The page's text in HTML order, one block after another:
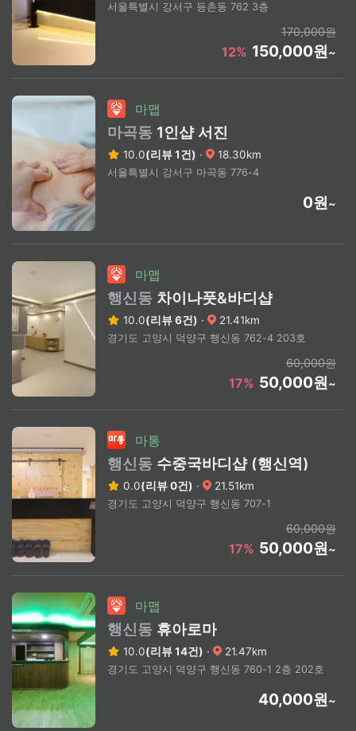
서울특별시 강서구 등촌동 762 3층
170,000원
12% 150,000원~
마맵
마곡동 1인샵 서진
10.0(리뷰 1건) · 18.30km
서울특별시 강서구 마곡동 776-4
0원~
마맵
행신동 차이나풋&바디샵
10.0(리뷰 6건) · 21.41km
경기도 고양시 덕양구 행신동 762-4 203호
60,000원
17% 50,000원~
마통
행신동 수중국바디샵 (행신역)
0.0(리뷰 0건) · 21.51km
경기도 고양시 덕양구 행신동 707-1
60,000원
17% 50,000원~
마맵
행신동 휴아로마
10.0(리뷰 14건) · 21.47km
경기도 고양시 덕양구 행신동 760-1 2층 202호
40,000원~